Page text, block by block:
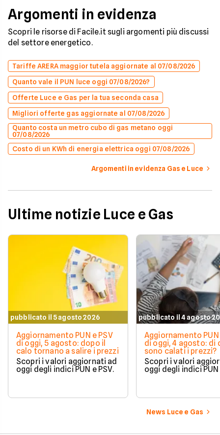
Argomenti in evidenza
Scopri le risorse di Facile.it sugli argomenti più discussi
del settore energetico.
Tariffe ARERA maggior tutela aggiornate al 07/08/2026
Quanto vale il PUN luce oggi 07/08/2026?
Offerte Luce e Gas per la tua seconda casa
Migliori offerte gas aggiornate al 07/08/2026
Quanto costa un metro cubo di gas metano oggi
07/08/2026
Costo di un KWh di energia elettrica oggi 07/08/2026
Argomenti in evidenza Gas e Luce
Ultime notizie Luce e Gas
pubblicato il 5 agosto 2026
Aggiornamento PUN e PSV
di oggi, 5 agosto: dopo il
calo tornano a salire i prezzi
Scopri i valori aggiornati ad
oggi degli indici PUN e PSV.
pubblicato il 4 agosto
Aggiornamento PUN
di oggi, 4 agosto: di
sono calati i prezzi?
Scopri i valori
oggi degli indici PUN
News Luce e Gas